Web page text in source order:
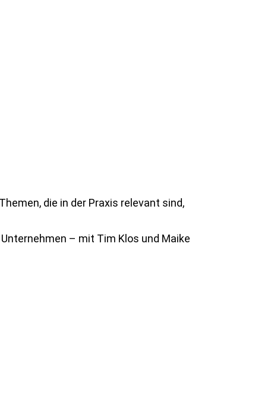
die in der Praxis relevant sind,
– mit Tim Klos und Maike